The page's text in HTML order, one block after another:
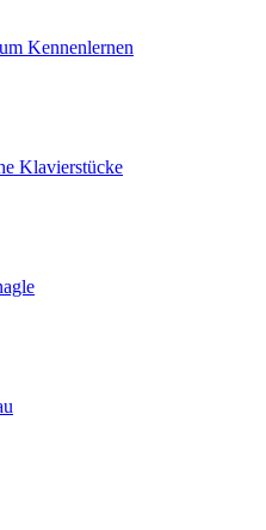
Kennenlernen
Klavierstücke